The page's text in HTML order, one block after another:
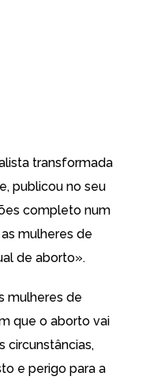
transformada
, publicou no seu
completo num
as mulheres de
de aborto».
mulheres de
que o aborto vai
circunstâncias,
e perigo para a